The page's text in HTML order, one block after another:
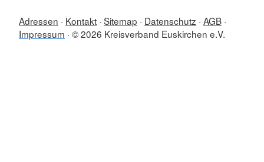
Adressen Kontakt Sitemap Datenschutz AGB
Impressum © 2026 Kreisverband Euskirchen e.V.